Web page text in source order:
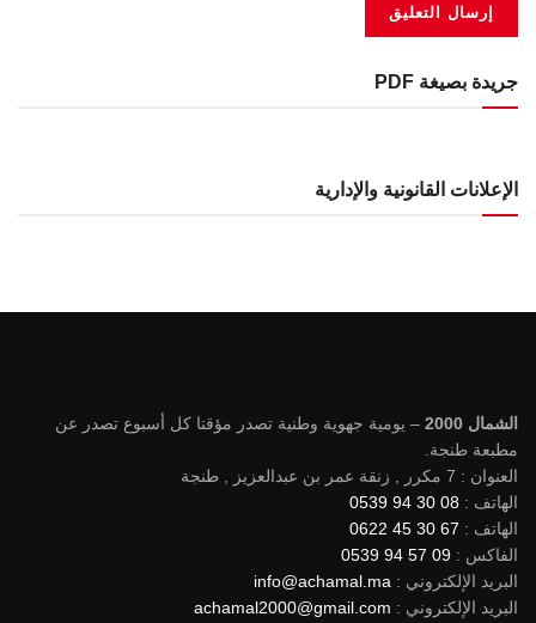
جريدة بصيغة PDF
الإعلانات القانونية والإدارية
الشمال 2000
– يومية جهوية وطنية تصدر مؤقتا كل أسبوع تصدر عن
مطبعة طنجة.
العنوان : 7 مكرر , زنقة عمر بن عبدالعزيز , طنجة
الهاتف : 08 30 94 0539
الهاتف : 67 30 45 0622
الفاكس : 09 57 94 0539
البريد الإلكتروني : info@achamal.ma
البريد الإلكتروني : achamal2000@gmail.com